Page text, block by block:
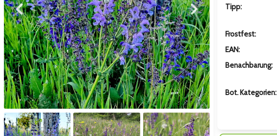
Zum vorigen Bild Zum nächsten Bild
Tipp:
Frostfest:
EAN:
Benachbarung:
Bot. Kategorien: